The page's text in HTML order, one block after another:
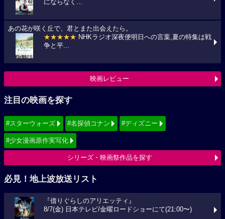
にならなく...
あの花が咲く丘で、君とまた出会えたら。
★★★★★ NHKラジオ深夜便明日への言葉,夏の特集は戦
争と平...
映画レビュー
注目の映画を探す
#スターウォーズ #名探偵コナン #ディズニー
#少女漫画原作実写化
シリーズ・映画祭作品を探す
必見！地上波放送リスト
『借りぐらしのアリエッティ』
8/7(金) 日本テレビ/金曜ロードショーにて(21:00〜)